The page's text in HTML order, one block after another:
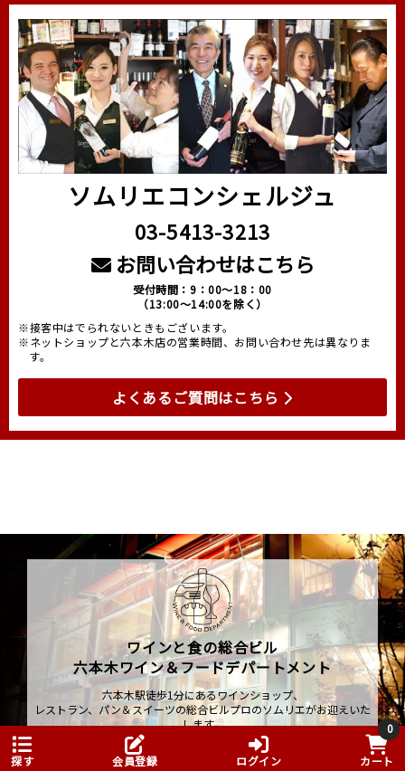
探す 会員登録 ログイン
0
カート
ソムリエコンシェルジュ
03-5413-3213
お問い合わせはこちら
受付時間：9：00～18：00
（13:00～14:00を除く）
※接客中はでられないときもございます。
※ネットショップと六本木店の営業時間、お問い合わせ先は異なりま
す。
よくあるご質問はこちら
ワインと食の総合ビル
六本木ワイン＆フードデパートメント
六本木駅徒歩1分にあるワインショップ、
レストラン、パン＆スイーツの総合ビルプロのソムリエがお迎えいた
します。
instagram